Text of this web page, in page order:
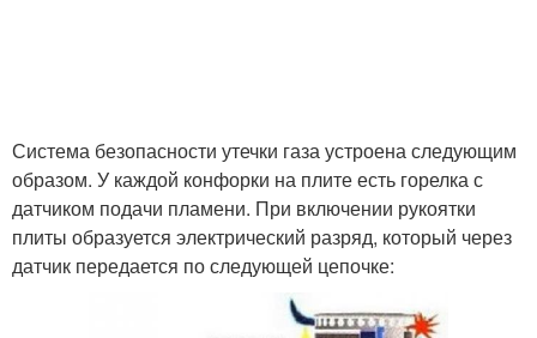
Система безопасности утечки газа устроена следующим
образом. У каждой конфорки на плите есть горелка с
датчиком подачи пламени. При включении рукоятки
плиты образуется электрический разряд, который через
датчик передается по следующей цепочке: